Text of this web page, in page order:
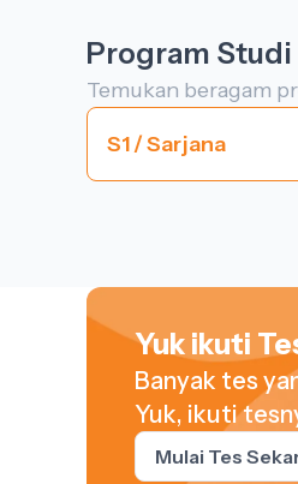
Program Studi
Temukan beragam
S1 / Sarjana
Yuk ikuti
Banyak tes
Yuk, ikuti
Mulai Tes